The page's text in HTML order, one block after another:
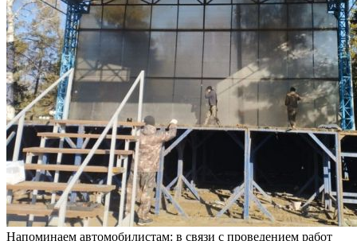
Напоминаем автомобилистам: в связи с проведением работ